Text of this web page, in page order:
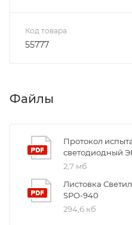
Код товара
55777
Файлы
Протокол
светодиодный
2,7 мб
Листовка
SPO-940
294,6 кб